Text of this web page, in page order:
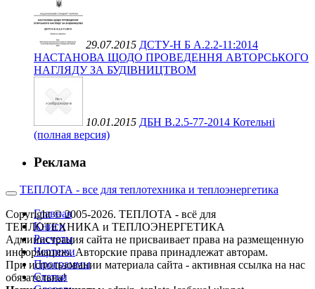
29.07.2015 ДСТУ-Н Б А.2.2-11:2014
НАСТАНОВА ЩОДО ПРОВЕДЕННЯ АВТОРСЬКОГО
НАГЛЯДУ ЗА БУДІВНИЦТВОМ
10.01.2015 ДБН В.2.5-77-2014 Котельні
(полная версия)
Реклама
ТЕПЛОТА - все для теплотехника и теплоэнергетика
Главная
Книги
Расчеты
Чертежи
Программы
Статьи
Copyright © 2005-2026. ТЕПЛОТА - всё для
ТЕПЛОТЕХНИКА и ТЕПЛОЭНЕРГЕТИКА
Администрация сайта не присваивает права на размещенную
информацию. Авторские права принадлежат авторам.
При использовании материала сайта - активная ссылка на нас
обязательна!